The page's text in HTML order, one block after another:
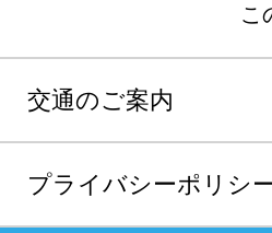
こ
交通のご案内
プライバシーポリシ